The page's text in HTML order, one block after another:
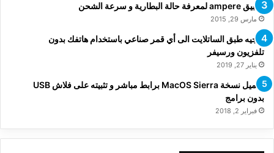
تطبيق ampere لمعرفة حالة البطارية و سرعة الشحن
مارس 29, 2015
توجيه طبق الساتلايت الى أي قمر صناعي باستخدام هاتفك بدون
تلفزيون ورسيفر
يناير 27, 2019
تحميل نسخة MacOS Sierra برابط مباشر و تثبيته على فلاش USB
بدون برامج
فبراير 2, 2018